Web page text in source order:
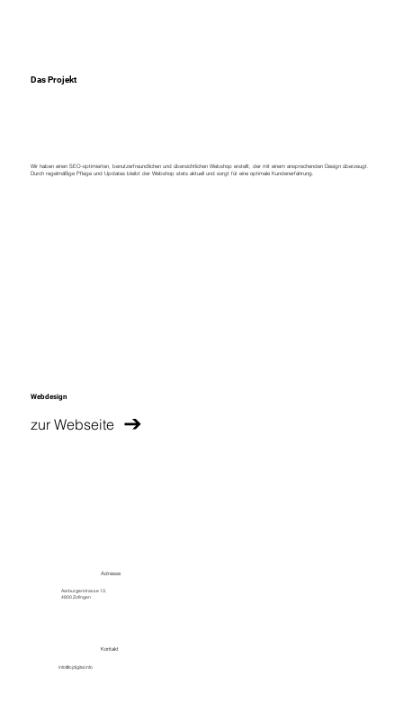
Das Projekt
Wir haben einen SEO-optimierten, benutzerfreundlichen und übersichtlichen Webshop erstellt, der mit einem ansprechenden Design überzeugt.
Durch regelmäßige Pflege und Updates bleibt der Webshop stets aktuell und sorgt für eine optimale Kundenerfahrung.
Webdesign
zur Webseite
Adresse
Aarburgerstrasse 13,
4800 Zofingen
Kontakt
info@cjdigital.info